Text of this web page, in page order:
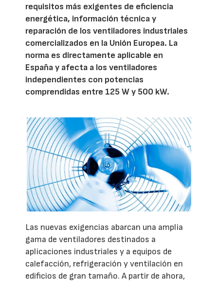
requisitos más exigentes de eficiencia
energética, información técnica y
reparación de los ventiladores industriales
comercializados en la Unión Europea. La
norma es directamente aplicable en
España y afecta a los ventiladores
independientes con potencias
comprendidas entre 125 W y 500 kW.
Las nuevas exigencias abarcan una amplia
gama de ventiladores destinados a
aplicaciones industriales y a equipos de
calefacción, refrigeración y ventilación en
edificios de gran tamaño. A partir de ahora,